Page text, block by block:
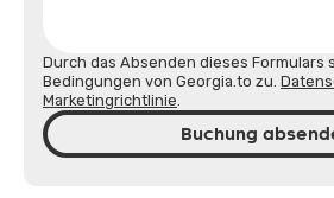
Durch das Absenden dieses Formulars
Bedingungen von Georgia.to zu.
Marketingrichtlinie.
Buchung